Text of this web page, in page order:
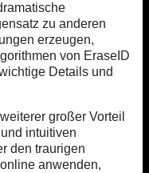
zu anderen
erzeugen,
von EraseID
Details und
großer Vorteil
intuitiven
den traurigen
anwenden,